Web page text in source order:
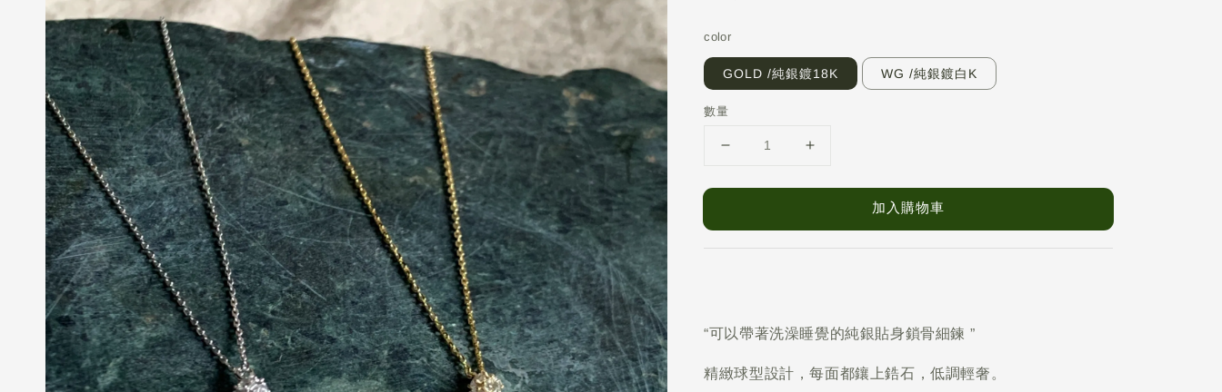
color
GOLD /純銀鍍18K WG /純銀鍍白K
數量
加入購物車
“可以帶著洗澡睡覺的純銀貼身鎖骨細鍊 ”
精緻球型設計，每面都鑲上鋯石，低調輕奢。